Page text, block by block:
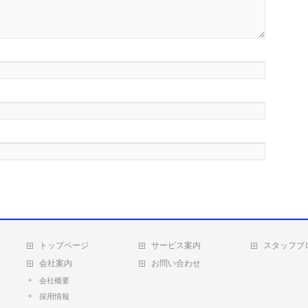
トップページ サービス案内 スタッフブ
会社案内
会社概要
採用情報
お問い合わせ